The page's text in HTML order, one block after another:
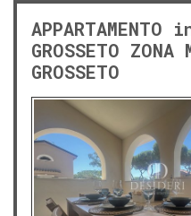
APPARTAMENTO
GROSSETO ZONA
GROSSETO